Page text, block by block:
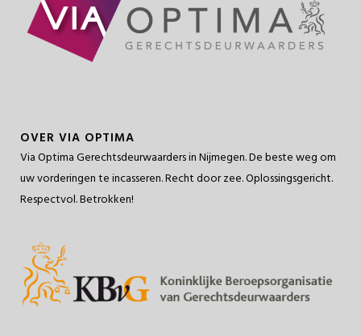
OVER VIA OPTIMA
Via Optima Gerechtsdeurwaarders in Nijmegen. De beste weg om
uw vorderingen te incasseren. Recht door zee. Oplossingsgericht.
Respectvol. Betrokken!